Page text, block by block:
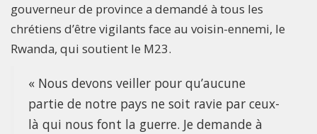
gouverneur de province a demandé à tous les
chrétiens d’être vigilants face au voisin-ennemi, le
Rwanda, qui soutient le M23.
« Nous devons veiller pour qu’aucune
partie de notre pays ne soit ravie par ceux-
là qui nous font la guerre. Je demande à